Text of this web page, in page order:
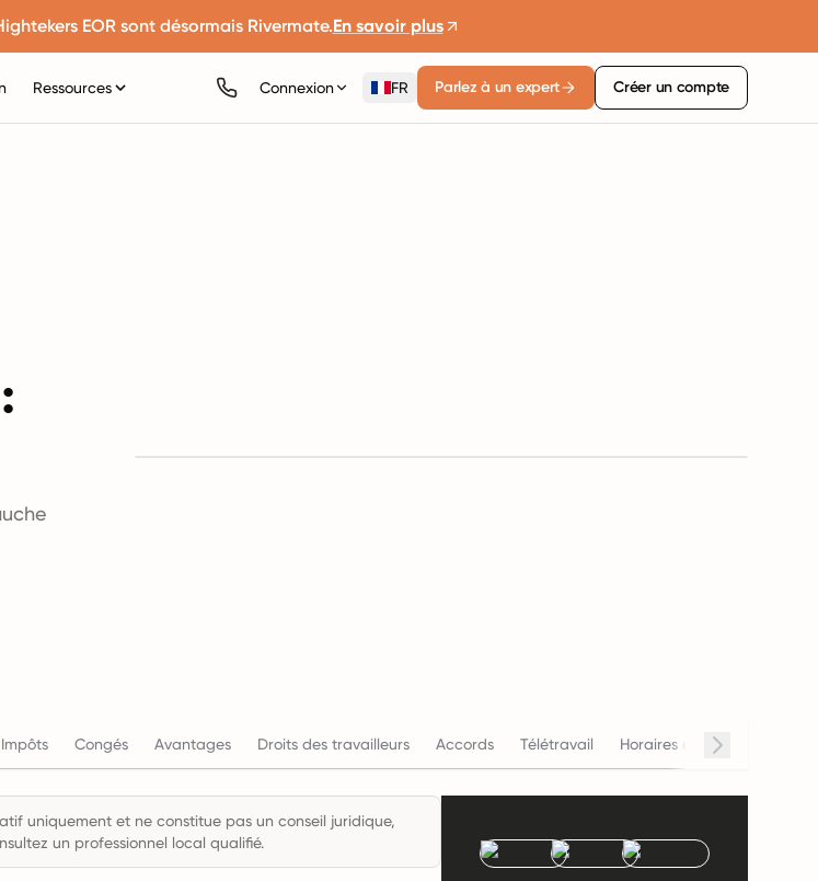
EOR sont désormais Rivermate.En savoir plus
Ressources Connexion FR Parlez à un expert Créer un compte
Impôts Congés Avantages Droits des travailleurs Accords Télétravail Horaires de travail
uniquement et ne constitue pas un conseil juridique,
un professionnel local qualifié.